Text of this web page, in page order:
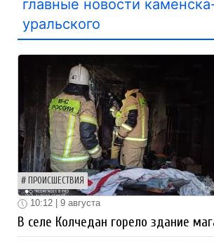
главные новости
уральского
ПРОИСШЕСТВИЯ
10:12 | 9 августа
В селе Колчедан горело здание